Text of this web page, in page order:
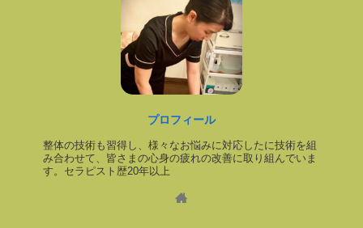
プロフィール
整体の技術も習得し、様々なお悩みに対応したに技術を組
み合わせて、皆さまの心身の疲れの改善に取り組んでいま
す。セラピスト歴20年以上